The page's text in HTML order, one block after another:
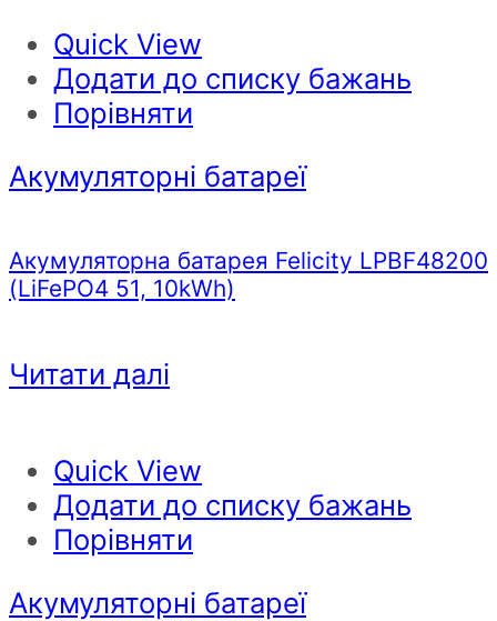
Quick View
Додати до списку бажань
Порівняти
Акумуляторні батареї
Акумуляторна батарея Felicity LPBF48200
(LiFePO4 51, 10kWh)
Читати далі
Quick View
Додати до списку бажань
Порівняти
Акумуляторні батареї